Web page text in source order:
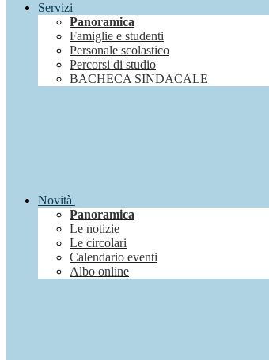
Servizi
Panoramica
Famiglie e studenti
Personale scolastico
Percorsi di studio
BACHECA SINDACALE
Novità
Panoramica
Le notizie
Le circolari
Calendario eventi
Albo online